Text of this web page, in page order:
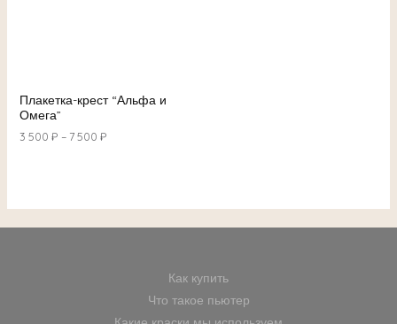
Плакетка-крест “Альфа и
Омега”
3 500 ₽ – 7 500 ₽
Как купить
Что такое пьютер